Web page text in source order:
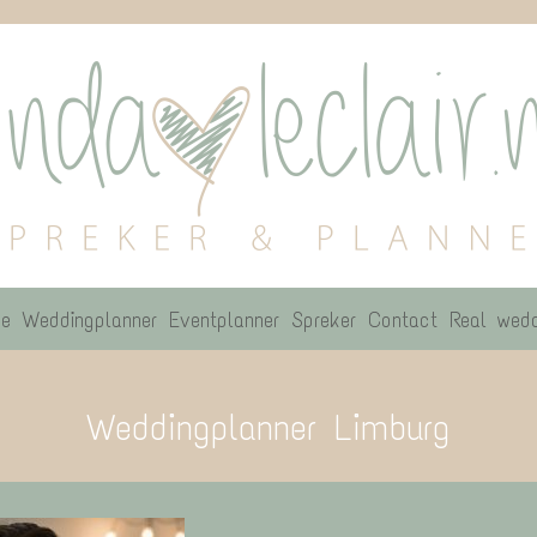
Weddingplanner Eventplanner Spreker Contact Real
Weddingplanner Limburg